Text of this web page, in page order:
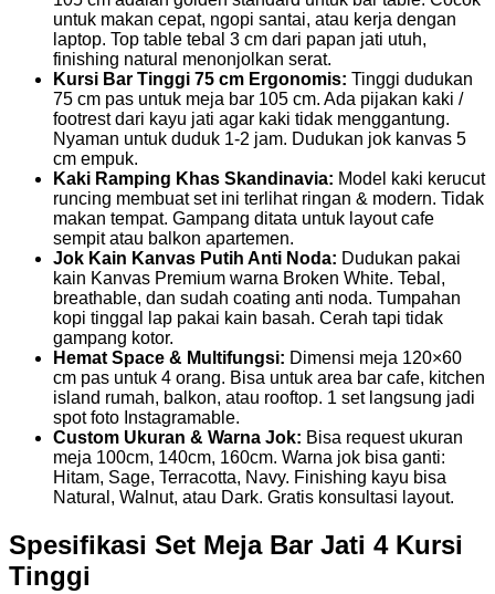
untuk makan cepat, ngopi santai, atau kerja dengan
laptop. Top table tebal 3 cm dari papan jati utuh,
finishing natural menonjolkan serat.
Kursi Bar Tinggi 75 cm Ergonomis: Tinggi dudukan
75 cm pas untuk meja bar 105 cm. Ada pijakan kaki /
footrest dari kayu jati agar kaki tidak menggantung.
Nyaman untuk duduk 1-2 jam. Dudukan jok kanvas 5
cm empuk.
Kaki Ramping Khas Skandinavia: Model kaki kerucut
runcing membuat set ini terlihat ringan & modern. Tidak
makan tempat. Gampang ditata untuk layout cafe
sempit atau balkon apartemen.
Jok Kain Kanvas Putih Anti Noda: Dudukan pakai
kain Kanvas Premium warna Broken White. Tebal,
breathable, dan sudah coating anti noda. Tumpahan
kopi tinggal lap pakai kain basah. Cerah tapi tidak
gampang kotor.
Hemat Space & Multifungsi: Dimensi meja 120×60
cm pas untuk 4 orang. Bisa untuk area bar cafe, kitchen
island rumah, balkon, atau rooftop. 1 set langsung jadi
spot foto Instagramable.
Custom Ukuran & Warna Jok: Bisa request ukuran
meja 100cm, 140cm, 160cm. Warna jok bisa ganti:
Hitam, Sage, Terracotta, Navy. Finishing kayu bisa
Natural, Walnut, atau Dark. Gratis konsultasi layout.
Spesifikasi Set Meja Bar Jati 4 Kursi
Tinggi